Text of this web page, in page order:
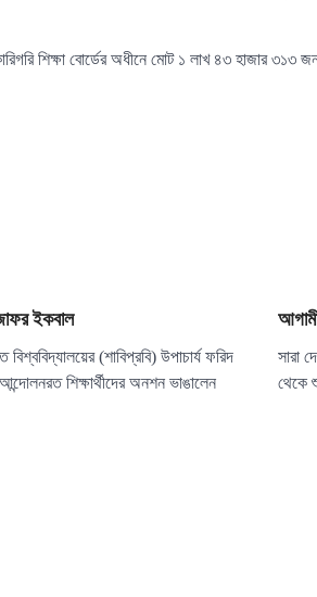
শিক্ষা বোর্ডের অধীনে মোট ১ লাখ ৪৩ হাজার ৩১৩ জন
ইকবাল
(শাবিপ্রবি) উপাচার্য ফরিদ
শিক্ষার্থীদের অনশন ভাঙালেন
সারা
থেকে